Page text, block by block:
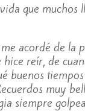
que muchos
acordé de la
hice reír, de
buenos tiempos
muy
siempre